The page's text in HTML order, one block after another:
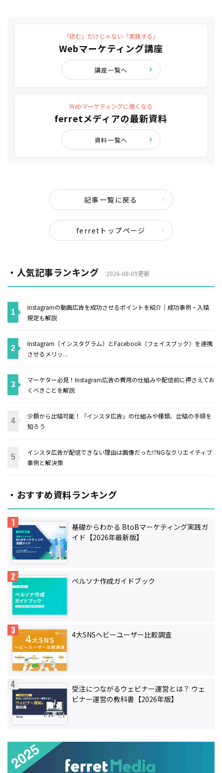
「読む」だけじゃない「実践する」
Webマーケティング講座
講座一覧へ
Webマーケティングに強くなる
ferretメディアの最新資料
資料一覧へ
記事一覧に戻る
ferretトップページ
・人気記事ランキング 2026-08-09更新
Instagramの動画広告を成功させるポイントを紹介｜成功事例・入稿
規定も解説
Instagram（インスタグラム）とFacebook（フェイスブック）を連携
させるメリッ...
マーケター必見！Instagram広告の費用の仕組みや配信前に押さえてお
くべきことを解説
少額から出稿可能！「インスタ広告」の仕組みや種類、出稿の手順を
知ろう
インスタ広告が配信できない理由は画像だった!?NGなクリエイティブ
事例と解決策
・おすすめ資料ランキング
基礎からわかる BtoBマーケティング実践ガ
イド【2026年最新版】
ペルソナ作成ガイドブック
4大SNSヘビーユーザー比較調査
受注につながるウェビナー運営とは？ ウェ
ビナー運営の教科書【2026年版】